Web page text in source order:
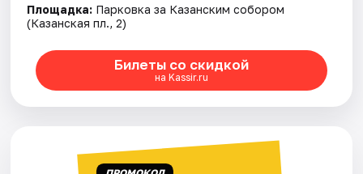
Площадка: Парковка за Казанским собором
(Казанская пл., 2)
Билеты со скидкой
на Kassir.ru